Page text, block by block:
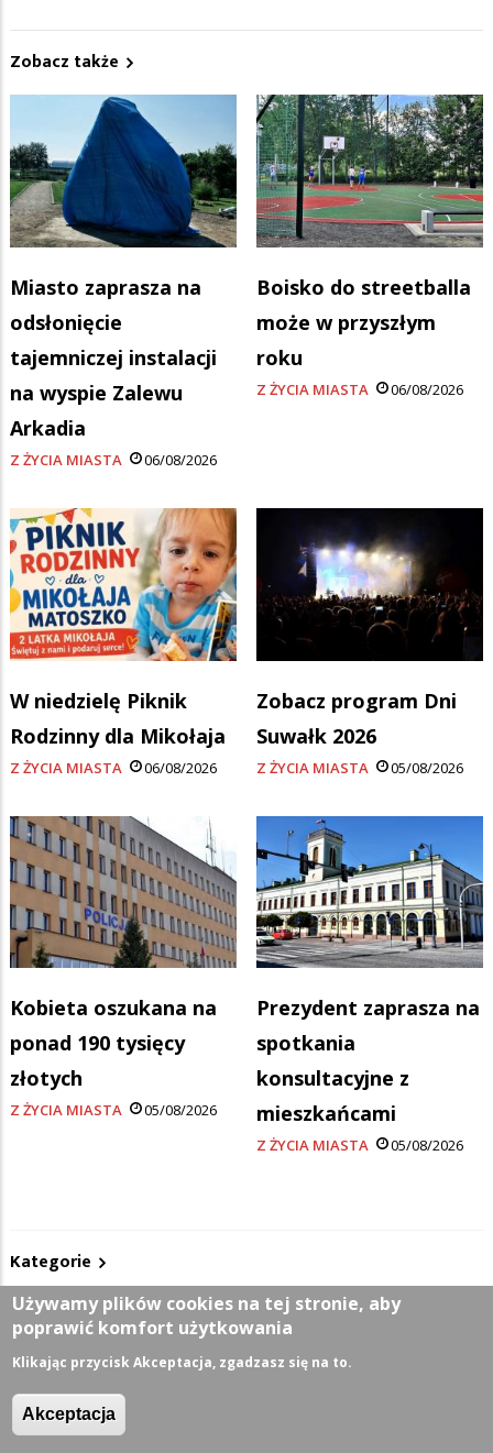
Zobacz także
Miasto zaprasza na
odsłonięcie
tajemniczej instalacji
na wyspie Zalewu
Arkadia
Z ŻYCIA MIASTA 06/08/2026
Boisko do streetballa
może w przyszłym
roku
Z ŻYCIA MIASTA 06/08/2026
W niedzielę Piknik
Rodzinny dla Mikołaja
Z ŻYCIA MIASTA 06/08/2026
Zobacz program Dni
Suwałk 2026
Z ŻYCIA MIASTA 05/08/2026
Kobieta oszukana na
ponad 190 tysięcy
złotych
Z ŻYCIA MIASTA 05/08/2026
Prezydent zaprasza na
spotkania
konsultacyjne z
mieszkańcami
Z ŻYCIA MIASTA 05/08/2026
Kategorie
Z życia miasta
Sport
Kultura
Używamy plików cookies na tej stronie, aby
poprawić komfort użytkowania
Klikając przycisk Akceptacja, zgadzasz się na to.
Akceptacja